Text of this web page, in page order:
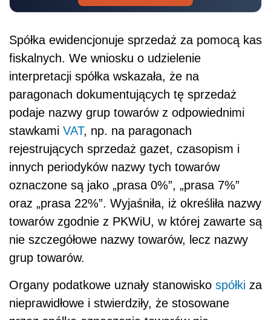
Spółka ewidencjonuje sprzedaż za pomocą kas
fiskalnych. We wniosku o udzielenie
interpretacji spółka wskazała, że na
paragonach dokumentujących tę sprzedaż
podaje nazwy grup towarów z odpowiednimi
stawkami VAT, np. na paragonach
rejestrujących sprzedaż gazet, czasopism i
innych periodyków nazwy tych towarów
oznaczone są jako „prasa 0%”, „prasa 7%”
oraz „prasa 22%”. Wyjaśniła, iż określiła nazwy
towarów zgodnie z PKWiU, w której zawarte są
nie szczegółowe nazwy towarów, lecz nazwy
grup towarów.
Organy podatkowe uznały stanowisko spółki za
nieprawidłowe i stwierdziły, że stosowane